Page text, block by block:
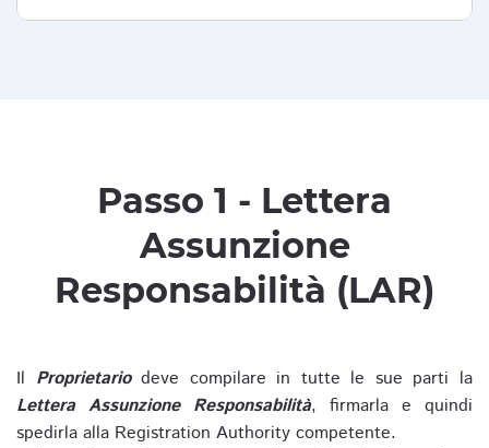
Passo 1 - Lettera
Assunzione
Responsabilità (LAR)
Il Proprietariodeve compilare in tutte le sue parti la
Lettera Assunzione Responsabilità, firmarla e quindi
spedirla alla Registration Authority competente.